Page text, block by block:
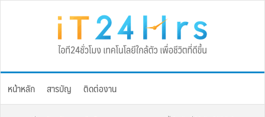
หน้าหลัก สารบัญ ติดต่องาน